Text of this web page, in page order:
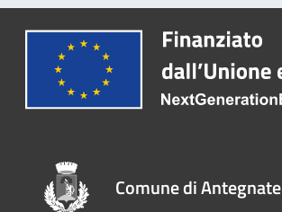
Comune di Antegnate